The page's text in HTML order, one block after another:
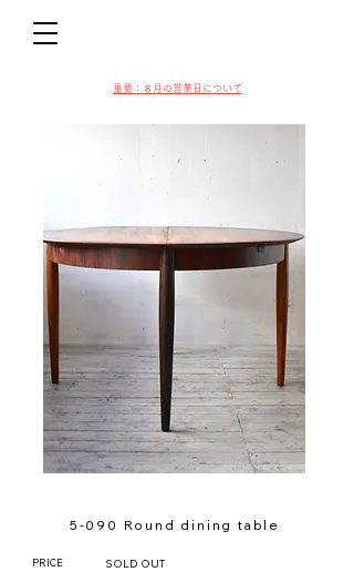
​​重要：８月の営業日について
5-090 Round dining table
PRICE SOLD OUT